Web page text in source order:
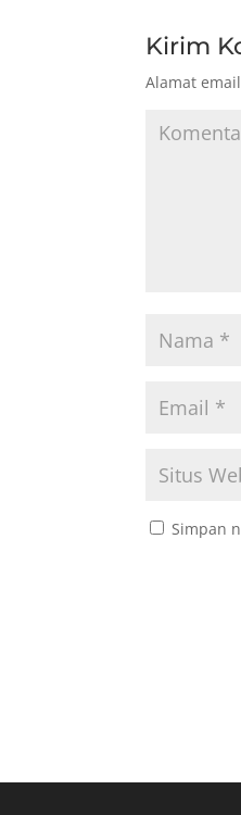
Kirim
Alamat
Simpan